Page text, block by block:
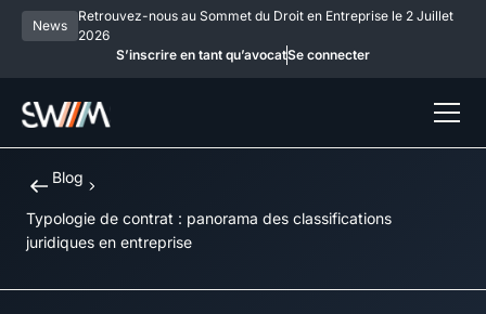
News
Retrouvez-nous au Sommet du Droit en Entreprise le 2 Juillet
2026
S’inscrire en tant qu’avocatSe connecter
Blog
Typologie de contrat : panorama des classifications
juridiques en entreprise